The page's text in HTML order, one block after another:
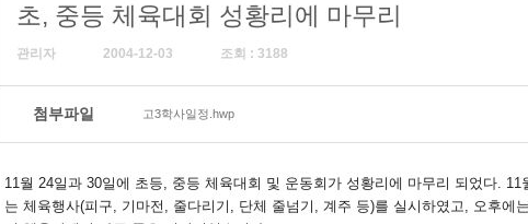
초, 중등 체육대회 성황리에 마무리
관리자 2004-12-03 조회 : 3188
첨부파일 고3학사일정.hwp
11월 24일과 30일에 초등, 중등 체육대회 및 운동회가 성황리에 마무리 되었다.
는 체육행사(피구, 기마전, 줄다리기, 단체 줄넘기, 계주 등)를 실시하였고, 오후에